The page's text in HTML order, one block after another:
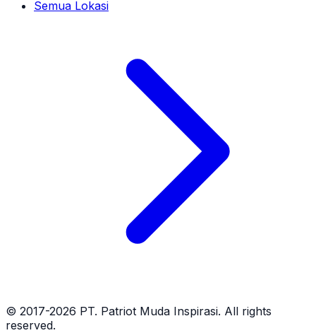
Semua Lokasi
© 2017-2026 PT. Patriot Muda Inspirasi. All rights
reserved.